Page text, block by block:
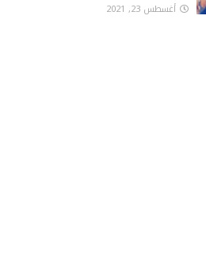
أغسطس 23, 2021